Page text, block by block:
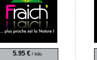
5.95 €/ kilo